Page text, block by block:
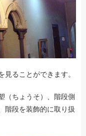
見ることができます。
（ちょうそ）、階段側
階段を装飾的に取り扱